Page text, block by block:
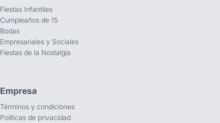
Fiestas Infantiles
Cumpleaños de 15
Bodas
Empresariales y Sociales
Fiestas de la Nostalgia
Empresa
Términos y condiciones
Políticas de privacidad